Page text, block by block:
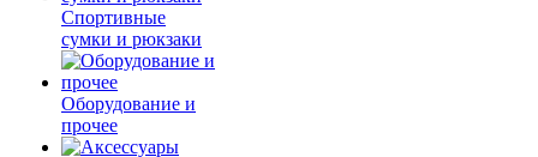
Спортивные
сумки и рюкзаки
Оборудование и
прочее